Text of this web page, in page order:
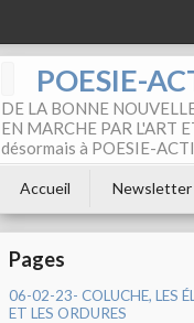
POESIE-
DE LA BONNE
EN MARCHE PAR L'ART
désormais à POESIE-
Accueil Newsletter
Pages
06-02-23- COLUCHE, LES
ET LES ORDURES